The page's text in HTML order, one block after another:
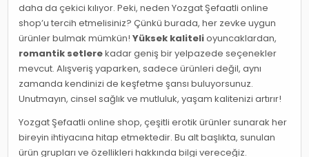
daha da çekici kılıyor. Peki, neden Yozgat Şefaatli online
shop’u tercih etmelisiniz? Çünkü burada, her zevke uygun
ürünler bulmak mümkün!Yüksek kalitelioyuncaklardan,
romantik setlerekadar geniş bir yelpazede seçenekler
mevcut. Alışveriş yaparken, sadece ürünleri değil, aynı
zamanda kendinizi de keşfetme şansı buluyorsunuz.
Unutmayın, cinsel sağlık ve mutluluk, yaşam kalitenizi artırır!
Yozgat Şefaatli online shop, çeşitli erotik ürünler sunarak her
bireyin ihtiyacına hitap etmektedir. Bu alt başlıkta, sunulan
ürün grupları ve özellikleri hakkında bilgi vereceğiz.